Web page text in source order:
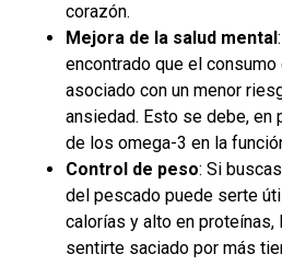
corazón.
Mejora de la salud mental
encontrado que el
asociado con un menor
ansiedad. Esto se debe, en
de los omega-3 en la
Control de peso: Si
del pescado puede serte
calorías y alto en proteínas,
sentirte saciado por más